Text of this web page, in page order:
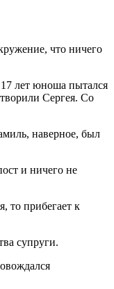
что ничего
лет юноша пытался
Сергея. Со
наверное, был
и ничего не
то прибегает к
супруги.